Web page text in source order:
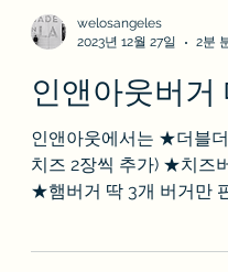
welosangeles
2023년 12월 27일
2분
인앤아웃버거
인앤아웃에서는 ★더블